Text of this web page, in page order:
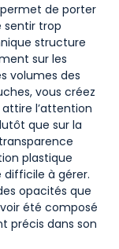
permet de porter
sentir trop
structure
sur les
volumes des
vous créez
l’attention
que sur la
plastique
à gérer.
opacités que
été composé
précis dans son